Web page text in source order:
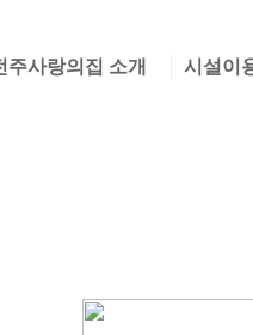
주사랑의집 소개 시설이